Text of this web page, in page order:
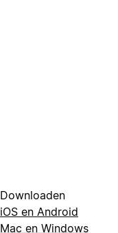
Downloaden
iOS en Android
Mac en Windows